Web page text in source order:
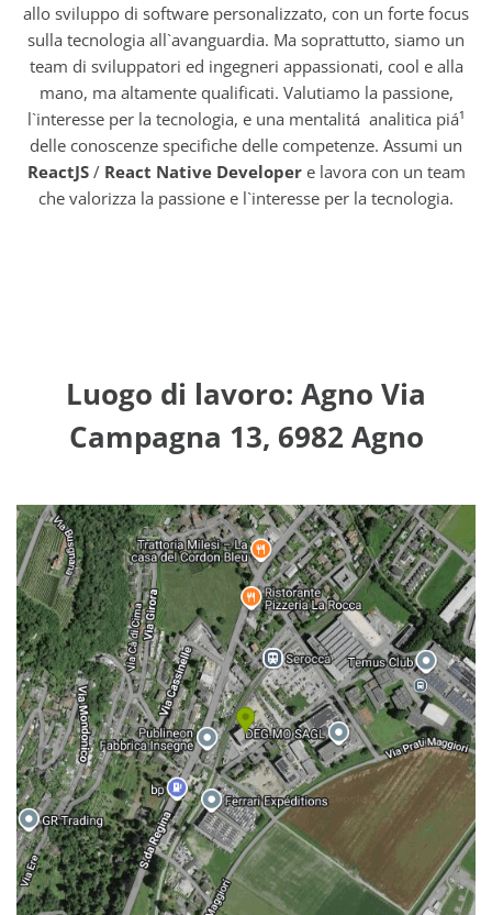
allo sviluppo di software personalizzato, con un forte focus
sulla tecnologia all`avanguardia. Ma soprattutto, siamo un
team di sviluppatori ed ingegneri appassionati, cool e alla
mano, ma altamente qualificati. Valutiamo la passione,
l`interesse per la tecnologia, e una mentalitá analitica piá¹
delle conoscenze specifiche delle competenze. Assumi un
ReactJS/ React Native Developere lavora con un team
che valorizza la passione e l`interesse per la tecnologia.
Luogo di lavoro: Agno Via
Campagna 13, 6982 Agno